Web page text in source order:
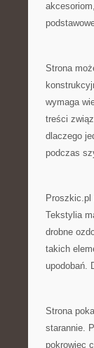
Strona
wymaga
treści
dlaczego
podczas
Proszkic.pl
Tekstylia
drobne
takich
upodobań.
Strona
starannie.
pokrowiec